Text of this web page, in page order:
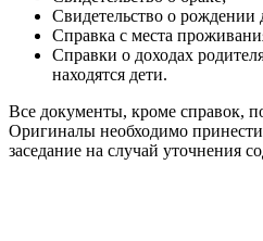
Свидетельство о рождении
Справка с места
Справки о доходах
находятся дети.
Все документы, кроме справок,
Оригиналы необходимо принести
заседание на случай уточнения